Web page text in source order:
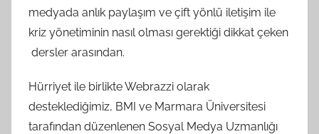
medyada anlık paylaşım ve çift yönlü iletişim ile
kriz yönetiminin nasıl olması gerektiği dikkat çeken
dersler arasından.
Hürriyet ile birlikte Webrazzi olarak
desteklediğimiz, BMI ve Marmara Üniversitesi
tarafından düzenlenen Sosyal Medya Uzmanlığı